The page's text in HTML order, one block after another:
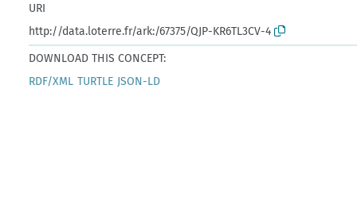
URI
http://data.loterre.fr/ark:/67375/QJP-KR6TL3CV-4
DOWNLOAD THIS CONCEPT:
RDF/XML TURTLE JSON-LD